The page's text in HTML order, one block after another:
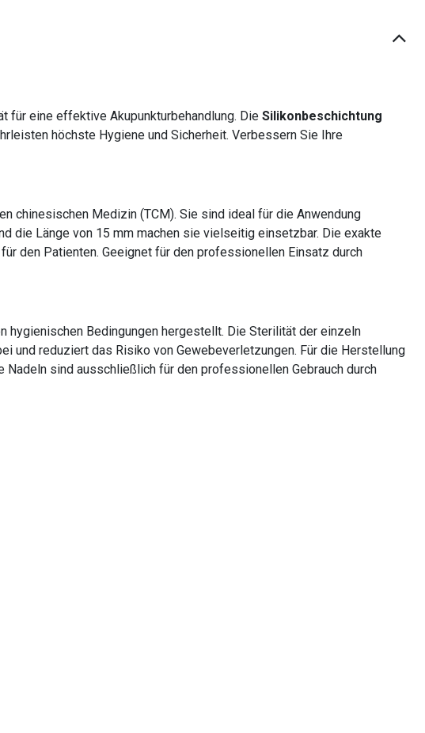
für eine effektive Akupunkturbehandlung. DieSilikonbeschichtung
höchste Hygiene und Sicherheit. Verbessern Sie Ihre
chinesischen Medizin (TCM). Sie sind ideal für die Anwendung
die Länge von 15 mm machen sie vielseitig einsetzbar. Die exakte
den Patienten. Geeignet für den professionellen Einsatz durch
hygienischen Bedingungen hergestellt. Die Sterilität der einzeln
und reduziert das Risiko von Gewebeverletzungen. Für die Herstellung
sind ausschließlich für den professionellen Gebrauch durch